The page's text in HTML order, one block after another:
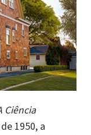
Ciência
1950, a